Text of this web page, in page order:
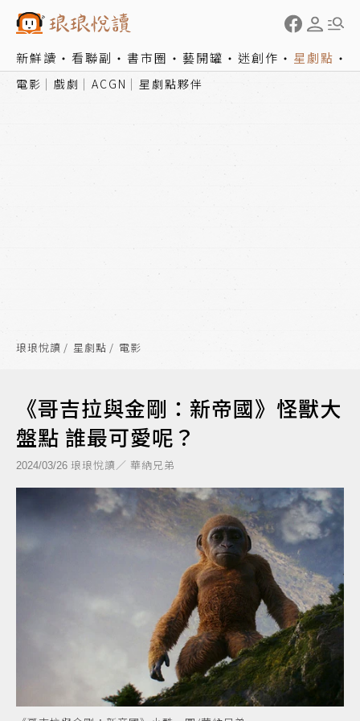
新鮮讀 看聯副 書市圈 藝開罐 迷創作 星劇點
電影 戲劇 ACGN 星劇點夥伴
琅琅悅讀 星劇點 電影
《哥吉拉與金剛：新帝國》怪獸大
盤點 誰最可愛呢？
2024/03/26 琅琅悅讀／ 華納兄弟